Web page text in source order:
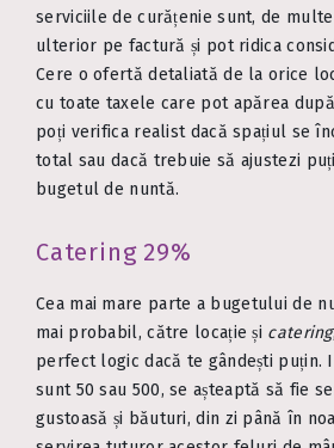
serviciile de curățenie sunt, de
ulterior pe factură și pot ridica
Cere o ofertă detaliată de la orice
cu toate taxele care pot apărea
poți verifica realist dacă spațiul se
total sau dacă trebuie să ajustezi
bugetul de nuntă.
Catering 29%
Cea mai mare parte a bugetului de
mai probabil, către locație și catering
perfect logic dacă te gândești puțin.
sunt 50 sau 500, se așteaptă să fie
gustoasă și băuturi, din zi până în